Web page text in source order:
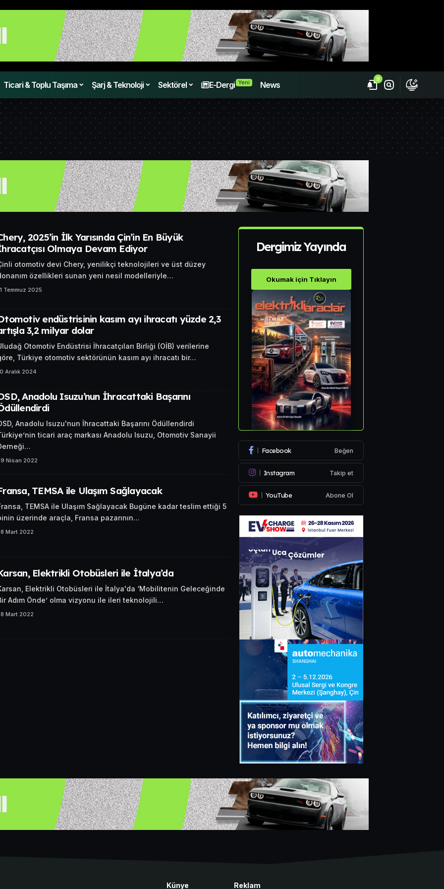
Ticari & Toplu Taşıma Şarj & Teknoloji Sektörel E-Dergi Yeni News
9
2025’in İlk Yarısında Çin’in En Büyük
Olmaya Devam Ediyor
otomotiv devi Chery, yenilikçi teknolojileri ve üst düzey
özellikleri sunan yeni nesil modelleriyle…
Temmuz 2025
endüstrisinin kasım ayı ihracatı yüzde 2,3
3,2 milyar dolar
Otomotiv Endüstrisi İhracatçıları Birliği (OİB) verilerine
Türkiye otomotiv sektörünün kasım ayı ihracatı bir…
Aralık 2024
Anadolu Isuzu’nun İhracattaki Başarını
Anadolu Isuzu'nun İhracattaki Başarını Ödüllendirdi
ticari araç markası Anadolu Isuzu, Otomotiv Sanayii
Nisan 2022
TEMSA ile Ulaşım Sağlayacak
TEMSA ile Ulaşım Sağlayacak Bugüne kadar teslim ettiği 5
üzerinde araçla, Fransa pazarının…
Mart 2022
Elektrikli Otobüsleri ile İtalya’da
Elektrikli Otobüsleri ile İtalya'da ‘Mobilitenin Geleceğinde
Adım Önde’ olma vizyonu ile ileri teknolojili…
Mart 2022
Dergimiz Yayında
Okumak için Tıklayın
Facebook Beğen
Instagram Takip et
YouTube Abone Ol
Künye Reklam